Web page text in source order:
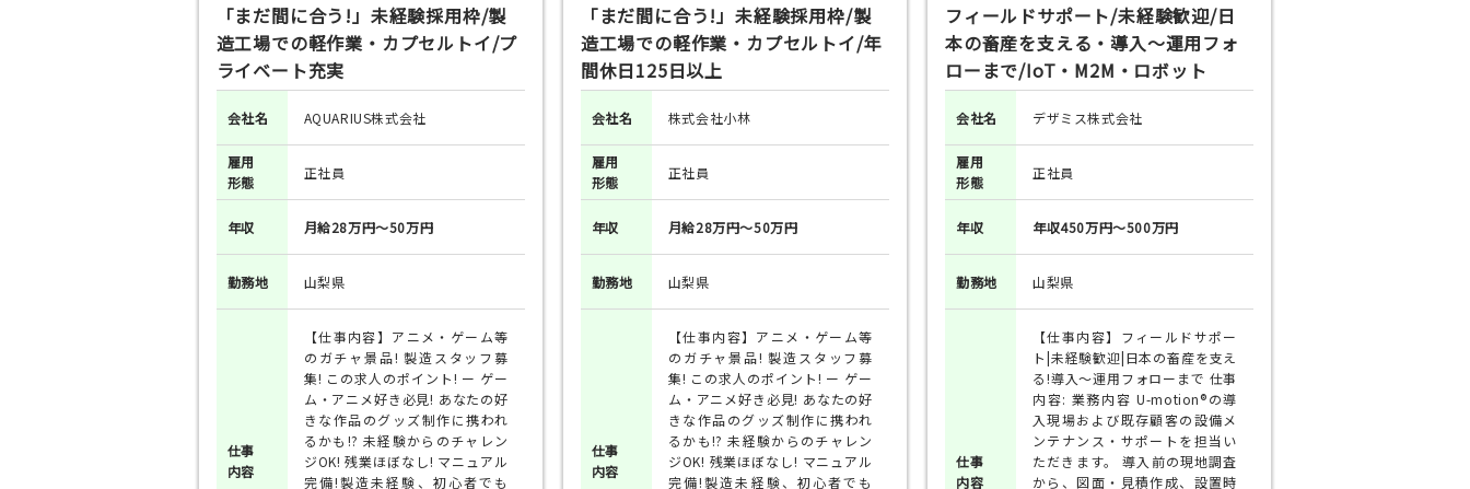
「まだ間に合う!」未経験採用枠/製
造工場での軽作業・カプセルトイ/プ
ライベート充実
会社名 AQUARIUS株式会社
雇用
形態
正社員
年収 月給28万円～50万円
勤務地 山梨県
仕事
内容
【仕事内容】アニメ・ゲーム等
のガチャ景品! 製造スタッフ募
集! この求人のポイント! ー ゲー
ム・アニメ好き必見! あなたの好
きな作品のグッズ制作に携われ
るかも!? 未経験からのチャレン
ジOK! 残業ほぼなし! マニュアル
完備!製造未経験、初心者でも
「まだ間に合う!」未経験採用枠/製
造工場での軽作業・カプセルトイ/年
間休日125日以上
会社名 株式会社小林
雇用
形態
正社員
年収 月給28万円～50万円
勤務地 山梨県
仕事
内容
【仕事内容】アニメ・ゲーム等
のガチャ景品! 製造スタッフ募
集! この求人のポイント! ー ゲー
ム・アニメ好き必見! あなたの好
きな作品のグッズ制作に携われ
るかも!? 未経験からのチャレン
ジOK! 残業ほぼなし! マニュアル
完備!製造未経験、初心者でも
フィールドサポート/未経験歓迎/日
本の畜産を支える・導入～運用フォ
ローまで/IoT・M2M・ロボット
会社名 デザミス株式会社
雇用
形態
正社員
年収 年収450万円～500万円
勤務地 山梨県
仕事
内容
【仕事内容】フィールドサポー
ト|未経験歓迎|日本の畜産を支え
る!導入～運用フォローまで 仕事
内容: 業務内容 U-motion®の導
入現場および既存顧客の設備メ
ンテナンス・サポートを担当い
ただきます。 導入前の現地調査
から、図面・見積作成、設置時